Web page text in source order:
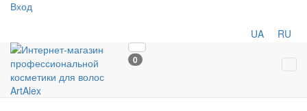
Вход
UA RU
0